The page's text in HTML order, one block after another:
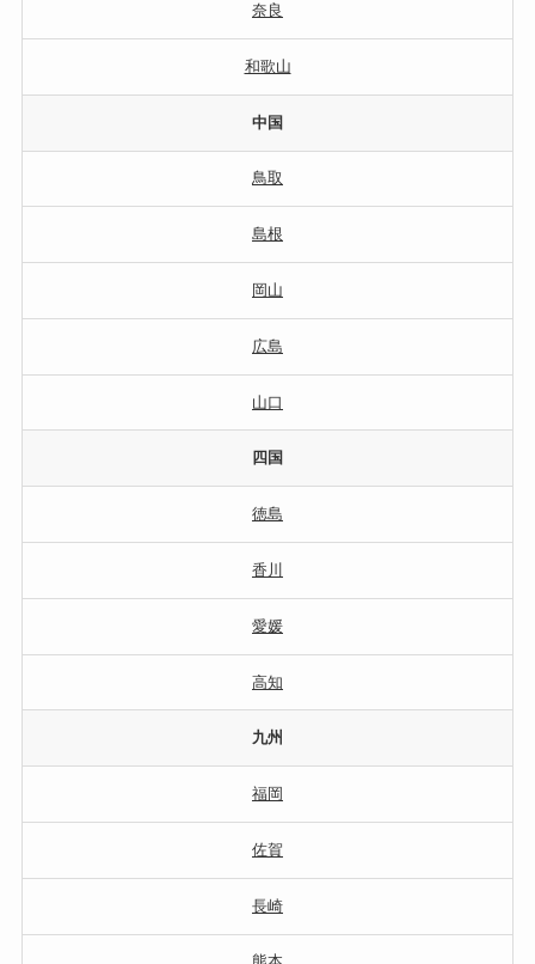
奈良
和歌山
中国
鳥取
島根
岡山
広島
山口
四国
徳島
香川
愛媛
高知
九州
福岡
佐賀
長崎